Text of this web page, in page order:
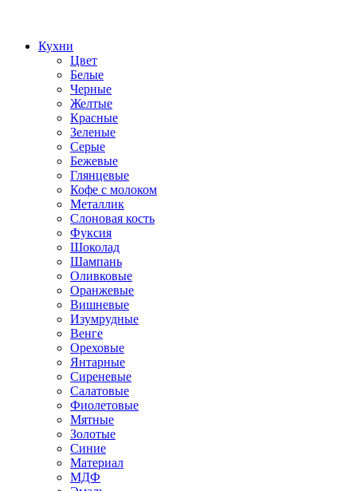
Кухни
Цвет
Белые
Черные
Желтые
Красные
Зеленые
Серые
Бежевые
Глянцевые
Кофе с молоком
Металлик
Слоновая кость
Фуксия
Шоколад
Шампань
Оливковые
Оранжевые
Вишневые
Изумрудные
Венге
Ореховые
Янтарные
Сиреневые
Салатовые
Фиолетовые
Мятные
Золотые
Синие
Материал
МДФ